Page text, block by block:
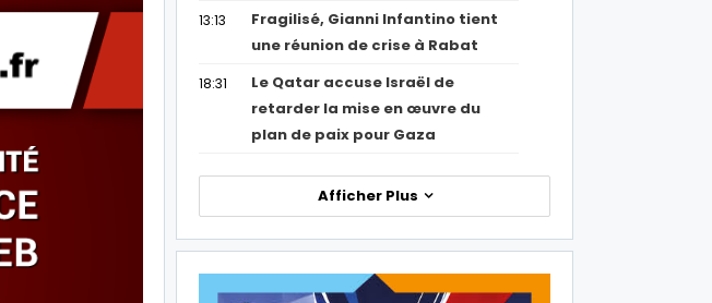
13:13
Fragilisé, Gianni Infantino tient
une réunion de crise à Rabat
18:31
Le Qatar accuse Israël de
retarder la mise en œuvre du
plan de paix pour Gaza
Afficher Plus